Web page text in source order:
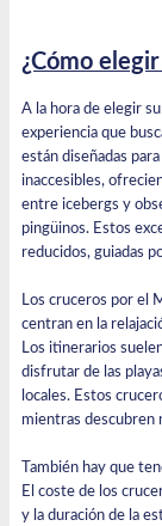
¿Cómo
A la hora de elegir
experiencia que
están diseñadas
inaccesibles,
entre icebergs y
pingüinos. Estos
reducidos, guiadas
Los cruceros por el
centran en la
Los itinerarios
disfrutar de las
locales. Estos
mientras descubren
También hay que
El coste de los
y la duración de la